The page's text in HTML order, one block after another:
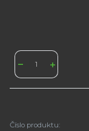
Číslo produktu: